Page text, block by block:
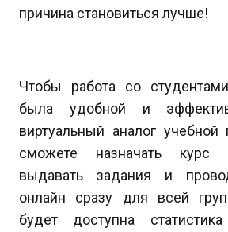
причина становиться лучше!
Чтобы работа со
была удобной и
виртуальный аналог
сможете назначать курс
выдавать задания и
онлайн сразу для всей
будет доступна